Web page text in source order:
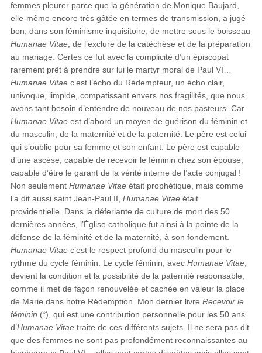
femmes pleurer parce que la génération de Monique Baujard,
elle-même encore très gâtée en termes de transmission, a jugé
bon, dans son féminisme inquisitoire, de mettre sous le boisseau
Humanae Vitae, de l’exclure de la catéchèse et de la préparation
au mariage. Certes ce fut avec la complicité d’un épiscopat
rarement prêt à prendre sur lui le martyr moral de Paul VI…
Humanae Vitaec’est l’écho du Rédempteur, un écho clair,
univoque, limpide, compatissant envers nos fragilités, que nous
avons tant besoin d’entendre de nouveau de nos pasteurs. Car
Humanae Vitae est d’abord un moyen de guérison du féminin et
du masculin, de la maternité et de la paternité. Le père est celui
qui s’oublie pour sa femme et son enfant. Le père est capable
d’une ascèse, capable de recevoir le féminin chez son épouse,
capable d’être le garant de la vérité interne de l’acte conjugal !
Non seulement Humanae Vitaeétait prophétique, mais comme
l’a dit aussi saint Jean-Paul II, Humanae Vitae était
providentielle. Dans la déferlante de culture de mort des 50
dernières années, l’Église catholique fut ainsi à la pointe de la
défense de la féminité et de la maternité, à son fondement.
Humanae Vitaec’est le respect profond du masculin pour le
rythme du cycle féminin. Le cycle féminin, avec Humanae Vitae,
devient la condition et la possibilité de la paternité responsable,
comme il met de façon renouvelée et cachée en valeur la place
de Marie dans notre Rédemption. Mon dernier livre Recevoir le
féminin (*), qui est une contribution personnelle pour les 50 ans
d’Humanae Vitaetraite de ces différents sujets. Il ne sera pas dit
que des femmes ne sont pas profondément reconnaissantes au